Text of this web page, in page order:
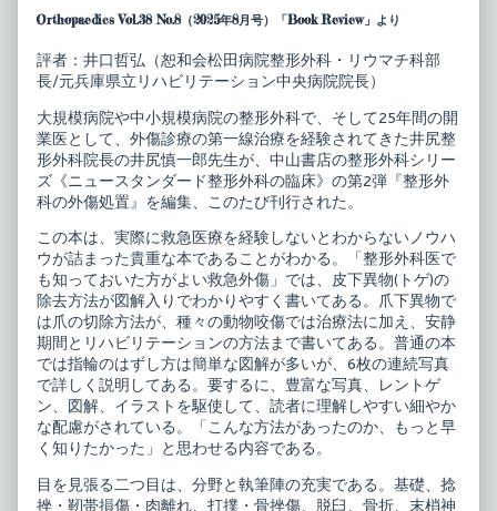
ン
ー
ド
整
形
外
科
の
臨
床
2
形
外
科
の
外
傷
処
置
捻
挫・
撲・
脱
臼・
折
published
author
ニ
ュ
ー
ス
タ
ン
ダ
ド
整
外
科
の
臨
床
2
整
形
外
科
の
外
傷
処
捻
挫・
Orthopaedics Vol.38 No.8（2025年8月号）「Book Review」より
評者：井口哲弘（恕和会松田病院整形外科・リウマチ科部
長/元兵庫県立リハビリテーション中央病院院長）
大規模病院や中小規模病院の整形外科で、そして25年間の開
業医として、外傷診療の第一線治療を経験されてきた井尻整
形外科院長の井尻慎一郎先生が、中山書店の整形外科シリー
ズ《ニュースタンダード整形外科の臨床》の第2弾『整形外
科の外傷処置』を編集、このたび刊行された。
この本は、実際に救急医療を経験しないとわからないノウハ
ウが詰まった貴重な本であることがわかる。「整形外科医で
も知っておいた方がよい救急外傷」では、皮下異物(トゲ)の
除去方法が図解入りでわかりやすく書いてある。爪下異物で
は爪の切除方法が、種々の動物咬傷では治療法に加え、安静
期間とリハビリテーションの方法まで書いてある。普通の本
では指輪のはずし方は簡単な図解が多いが、6枚の連続写真
で詳しく説明してある。要するに、豊富な写真、レントゲ
ン、図解、イラストを駆使して、読者に理解しやすい細やか
な配慮がされている。「こんな方法があったのか、もっと早
く知りたかった」と思わせる内容である。
目を見張る二つ目は、分野と執筆陣の充実である。基礎、捻
挫・靭帯損傷・肉離れ、打撲・骨挫傷、脱臼、骨折、末梢神